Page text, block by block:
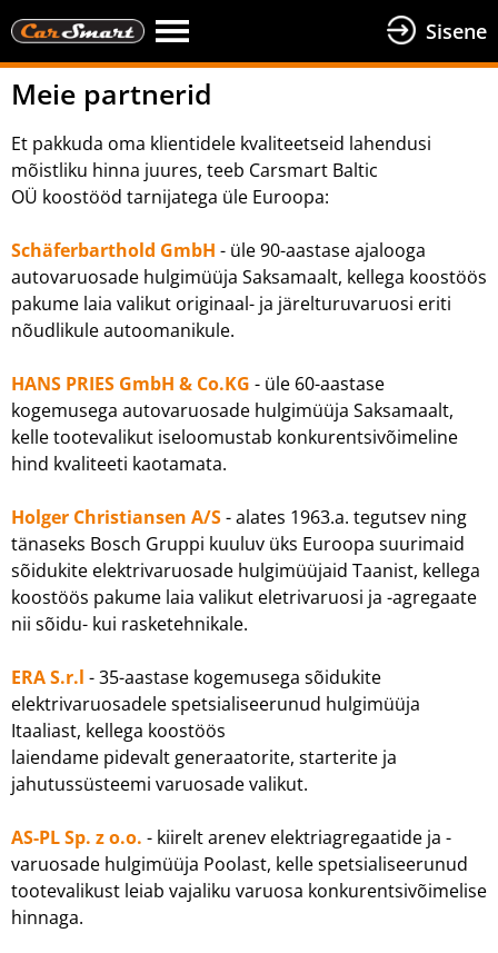
Sisene
Meie partnerid
Et pakkuda oma klientidele kvaliteetseid lahendusi
mõistliku hinna juures, teeb Carsmart Baltic
OÜ koostööd tarnijatega üle Euroopa:
Schäferbarthold GmbH - üle 90-aastase ajalooga
autovaruosade hulgimüüja Saksamaalt, kellega koostöös
pakume laia valikut originaal- ja järelturuvaruosi eriti
nõudlikule autoomanikule.
HANS PRIES GmbH & Co.KG - üle 60-aastase
kogemusega autovaruosade hulgimüüja Saksamaalt,
kelle tootevalikut iseloomustab konkurentsivõimeline
hind kvaliteeti kaotamata.
Holger Christiansen A/S- alates 1963.a. tegutsev ning
tänaseks Bosch Gruppi kuuluv üks Euroopa suurimaid
sõidukite elektrivaruosade hulgimüüjaid Taanist, kellega
koostöös pakume laia valikut eletrivaruosi ja -agregaate
nii sõidu- kui rasketehnikale.
ERA S.r.l - 35-aastase kogemusega sõidukite
elektrivaruosadele spetsialiseerunud hulgimüüja
Itaaliast, kellega koostöös
laiendame pidevalt generaatorite, starterite ja
jahutussüsteemi varuosade valikut.
AS-PL Sp. z o.o. - kiirelt arenev elektriagregaatide ja -
varuosade hulgimüüja Poolast, kelle spetsialiseerunud
tootevalikust leiab vajaliku varuosa konkurentsivõimelise
hinnaga.